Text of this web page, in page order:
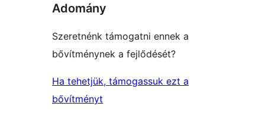
Adomány
Szeretnénk támogatni ennek a
bővítménynek a fejlődését?
Ha tehetjük, támogassuk ezt a
bővítményt